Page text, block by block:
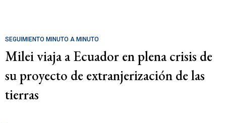
SEGUIMIENTO MINUTO A MINUTO
Milei viaja a Ecuador en plena crisis de
su proyecto de extranjerización de las
tierras